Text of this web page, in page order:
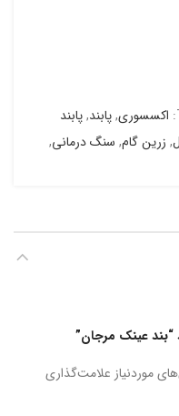
اکسسوری,پابند,پابند
, زرین گام, سنگ درمانی,
عینک مرجان”
موردنیاز علامت‌گذاری